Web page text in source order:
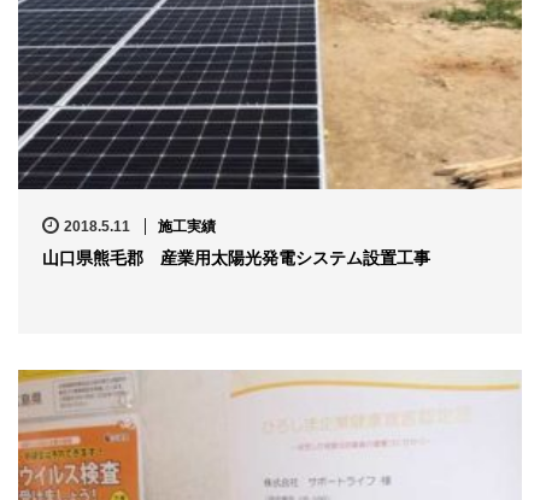
2018.5.11 施工実績
山口県熊毛郡 産業用太陽光発電システム設置工事